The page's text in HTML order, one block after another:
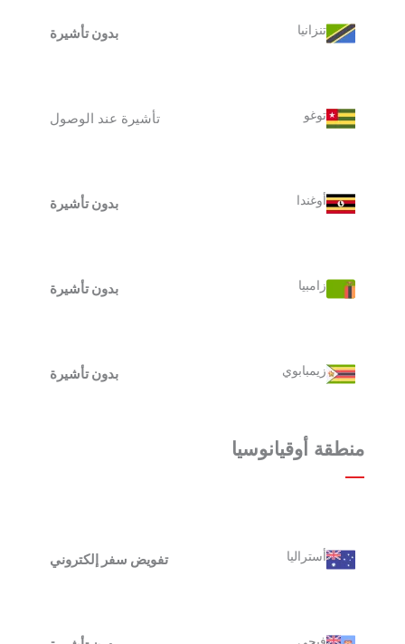
تنزانيا بدون تأشيرة
توغو تأشيرة عند الوصول
أوغندا بدون تأشيرة
زامبيا بدون تأشيرة
زيمبابوي بدون تأشيرة
منطقة أوقيانوسيا
أستراليا تفويض سفر إلكتروني